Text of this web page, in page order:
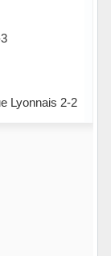
Lyonnais 2-2